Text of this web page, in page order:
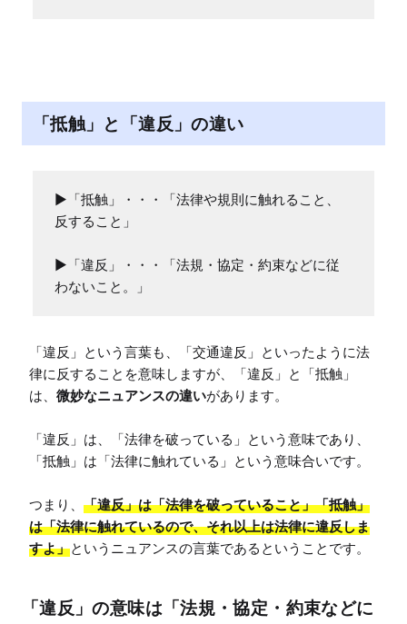
「抵触」と「違反」の違い
▶「抵触」・・・「法律や規則に触れること、
反すること」
▶「違反」・・・「法規・協定・約束などに従
わないこと。」
「違反」という言葉も、「交通違反」といったように法
律に反することを意味しますが、「違反」と「抵触」
は、 微妙なニュアンスの違いがあります。
「違反」は、「法律を破っている」という意味であり、
「抵触」は「法律に触れている」という意味合いです。
つまり、 「違反」は「法律を破っていること」「抵触」
は「法律に触れているので、それ以上は法律に違反しま
すよ」というニュアンスの言葉であるということです。
「違反」の意味は「法規・協定・約束などに